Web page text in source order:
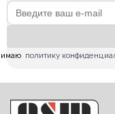
политику